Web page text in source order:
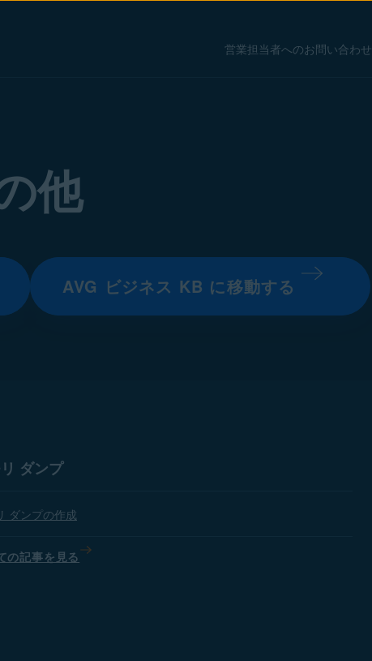
営業担当者へのお問い合わせ
他
AVG ビジネス KB に移動する
ダンプ
ダンプの作成
の記事を見る